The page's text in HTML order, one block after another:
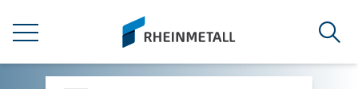
MENÜ
siteLogo